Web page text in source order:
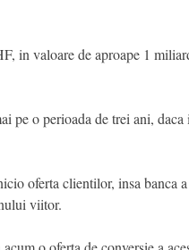
in valoare de aproape 1
pe o perioada de trei ani, daca
oferta clientilor, insa banca
viitor.